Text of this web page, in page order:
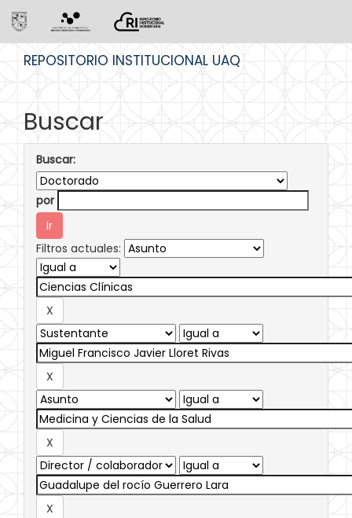
REPOSITORIO INSTITUCIONAL UAQ
Buscar
Buscar:
por
Filtros actuales: